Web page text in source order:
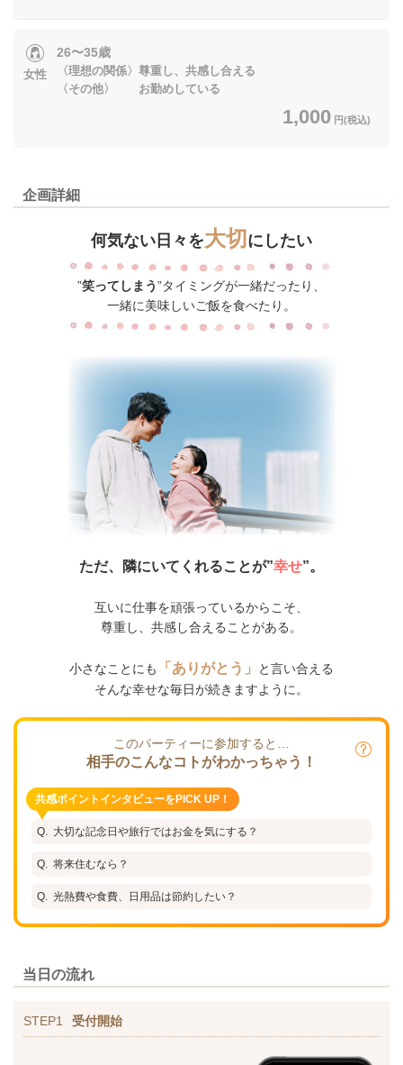
女性
26〜35歳
〈理想の関係〉尊重し、共感し合える
〈その他〉 お勤めしている
1,000 円(税込)
企画詳細
何気ない日々を大切にしたい
”笑ってしまう”タイミングが一緒だったり、
一緒に美味しいご飯を食べたり。
ただ、隣にいてくれることが”幸せ”。
互いに仕事を頑張っているからこそ、
尊重し、共感し合えることがある。
小さなことにも 「ありがとう」
と言い合える
そんな幸せな毎日が続きますように。
このパーティーに参加すると…
相手のこんなコトがわかっちゃう！
共感ポイントインタビューをPICK UP！
大切な記念日や旅行ではお金を気にする？
将来住むなら？
光熱費や食費、日用品は節約したい？
当日の流れ
STEP1 受付開始